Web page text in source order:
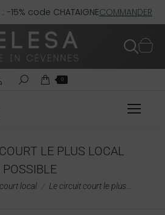
code CHATAIGNECOMMANDER
0
LE PLUS LOCAL
POSSIBLE
local Le circuit court le plus…